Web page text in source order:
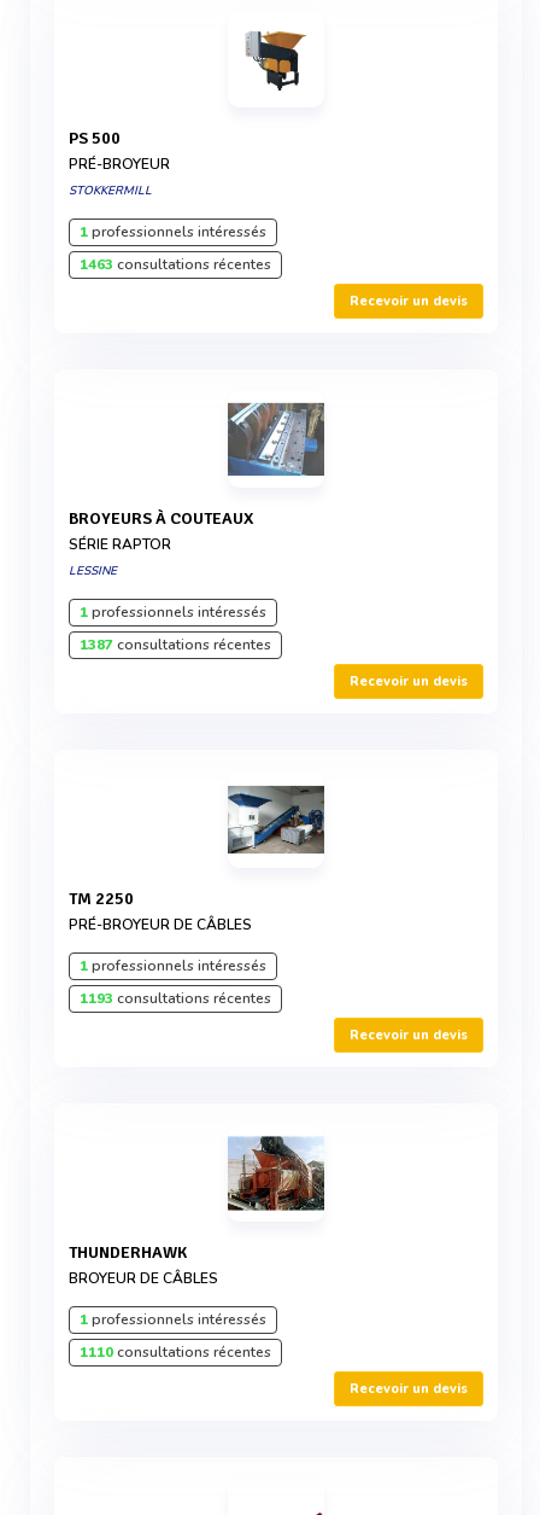
PS 500
PRÉ-BROYEUR
STOKKERMILL
1professionnels intéressés
1463 consultations récentes
Recevoir un devis
BROYEURS À COUTEAUX
SÉRIE RAPTOR
LESSINE
1professionnels intéressés
1387consultations récentes
Recevoir un devis
TM 2250
PRÉ-BROYEUR DE CÂBLES
1professionnels intéressés
1193 consultations récentes
Recevoir un devis
THUNDERHAWK
BROYEUR DE CÂBLES
1professionnels intéressés
1110consultations récentes
Recevoir un devis